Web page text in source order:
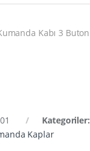
Kabı 3 Buton
Kategoriler:
Kaplar